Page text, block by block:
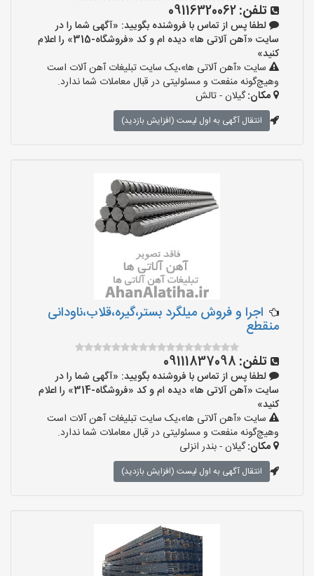
تلفن:09116320062
لطفا پس از تماس با فروشنده بگویید: «آگهی شما را در
سایت «آهن آلاتی ها» دیده ام و کد «فروشگاه-315» را اعلام
کنید»
سایت «آهن آلاتی ها»،یک سایت تبلیغات آهن آلات است
وهیچ‌گونه منفعت و مسئولیتی در قبال معاملات شما ندارد.
مکان:گیلان - تالش
انتقال آگهی به اول لیست (افزایش بازدید)
اجرا و فروش میلگرد بستر،گیره،قلاب،ناودانی
منقطع
تلفن: 09111837098
لطفا پس از تماس با فروشنده بگویید: «آگهی شما را در
سایت «آهن آلاتی ها» دیده ام و کد «فروشگاه-314» را اعلام
کنید»
سایت «آهن آلاتی ها»،یک سایت تبلیغات آهن آلات است
وهیچ‌گونه منفعت و مسئولیتی در قبال معاملات شما ندارد.
مکان:گیلان - بندر انزلی
انتقال آگهی به اول لیست (افزایش بازدید)